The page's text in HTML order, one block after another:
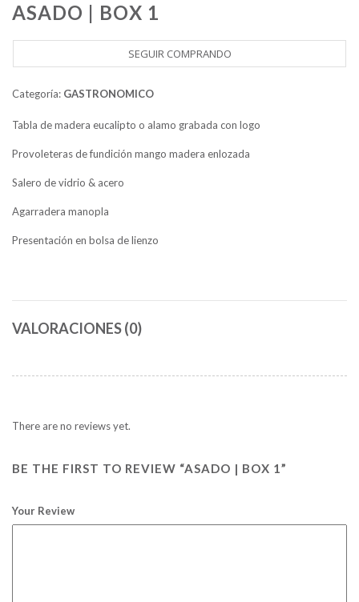
ASADO | BOX 1
SEGUIR COMPRANDO
Categoría: GASTRONOMICO
Tabla de madera eucalipto o alamo grabada con logo
Provoleteras de fundición mango madera enlozada
Salero de vidrio & acero
Agarradera manopla
Presentación en bolsa de lienzo
VALORACIONES (0)
There are no reviews yet.
BE THE FIRST TO REVIEW “ASADO | BOX 1”
Your Review